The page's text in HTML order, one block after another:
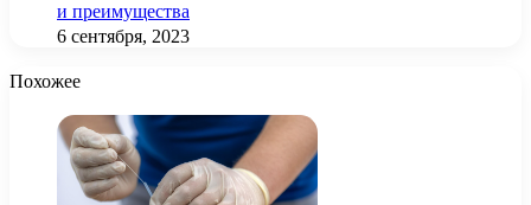
и преимущества
6 сентября, 2023
Похожее